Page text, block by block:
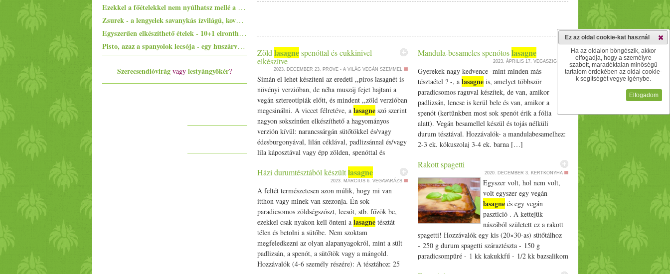
Ezekkel a főételekkel nem nyúlhatsz mellé a hőségben - 5+1 kánikularecept
Zsurek - a lengyelek savanykás ízvilágú, kovászos levese
Egyszerűen elkészíthető ételek - 10+1 elronthatatlan recept kezdő konyhatündéreknek
Pisto, azaz a spanyolok lecsója - egy huszárvágással tesszük laktatóbbá
Szerecsendióvirág vagy lestyángyökér?
Zöld lasagnespenóttal és cukkinivel
elkészítve
2023. DECEMBER 23. PROVE - A VILÁG VEGÁN SZEMMEL
Simán el lehet készíteni az eredeti ,,piros lasagnét is
növényi verzióban, de néha muszáj fejet hajtani a
vegán sztereotípiák előtt, és mindent ,,zöld verzióban
megcsinálni. A viccet félretéve, a lasagneszó szerint
nagyon sokszínűen elkészíthető a hagyományos
verzión kívül: narancssárgán sütőtökkel és/­­vagy
édesburgonyával, lilán céklával, padlizsánnal és/­­vagy
lila káposztával vagy épp zölden, spenóttal és
cukkinivel elkészítve appeared first on Prove.hu.
Házi durumtésztából készültlasagne
2023. MÁRCIUS 6. VEGAVARÁZS
A feltét természetesen azon múlik, hogy mi van
itthon vagy minek van szezonja. Én sok
paradicsomos zöldségszószt, lecsót, stb. főzök be,
ezekkel csak nyakon kell önteni a lasagnetésztát
télen és betolni a sütőbe. Nem szoktam
megfeledkezni az olyan alapanyagokról, mint a sült
padlizsán, a spenót, a sütőtök vagy a mángold.
Hozzávalók (4-6 személy részére): A tésztához: 25
Mandula-besameles spenótoslasagne
2023. ÁPRILIS 17. VEGASZIGET
Gyerekek nagy kedvence -mint minden más
tésztaétel ? -, a lasagneis, amelyet többször
paradicsomos raguval készítek, de van, amikor
padlizsán, lencse is kerül bele és van, amikor a
spenót (kertünkben most sok spenót érik a fólia
alatt). Vegán besamellel készül és tojás nélküli
durum tésztával. Hozzávalók- a mandulabesamelhez:
2-3 ek. kókuszolaj 3-4 ek. barna […]
Rakott spagetti
2020. DECEMBER 3. KERTKONYHA
Egyszer volt, hol nem volt,
volt egyszer egy vegán
lasagneés egy vegán
pasztició . A kettejük
nászából született ez a rakott
spagetti! Hozzávalók egy kis (20×30-as) sütőtálhoz
- 250 g durum spagetti száraztészta - 150 g
paradicsompüré - 1 kk kakukkfű - 1/­­2 kk bazsalikom
Ez az oldal cookie-kat használ
Ha az oldalon böngészik, akkor
elfogadja, hogy a személyre
szabott, maradéktalan minőségű
tartalom érdekében az oldal cookie-
k segítségét vegye igénybe.
Elfogadom